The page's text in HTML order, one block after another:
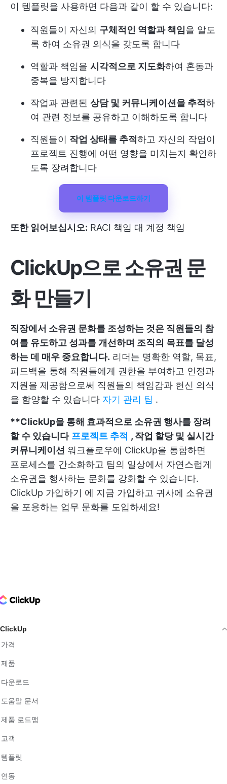
이 템플릿을 사용하면 다음과 같이 할 수 있습니다:
직원들이 자신의 구체적인 역할과 책임 을 알도
록 하여 소유권 의식을 갖도록 합니다
역할과 책임을 시각적으로 지도화하여 혼동과
중복을 방지합니다
작업과 관련된 상담 및 커뮤니케이션을 추적하
여 관련 정보를 공유하고 이해하도록 합니다
직원들이 작업 상태를 추적하고 자신의 작업이
프로젝트 진행에 어떤 영향을 미치는지 확인하
도록 장려합니다
이 템플릿 다운로드하기
또한 읽어보십시오: RACI 책임 대 계정 책임
ClickUp으로 소유권 문
화 만들기
직장에서 소유권 문화를 조성하는 것은 직원들의 참
여를 유도하고 성과를 개선하며 조직의 목표를 달성
하는 데 매우 중요합니다. 리더는 명확한 역할, 목표,
피드백을 통해 직원들에게 권한을 부여하고 인정과
지원을 제공함으로써 직원들의 책임감과 헌신 의식
을 함양할 수 있습니다 자기 관리 팀 .
**ClickUp을 통해 효과적으로 소유권 행사를 장려
할 수 있습니다 프로젝트 추적 , 작업 할당 및 실시간
커뮤니케이션 워크플로우에 ClickUp을 통합하면
프로세스를 간소화하고 팀의 일상에서 자연스럽게
소유권을 행사하는 문화를 강화할 수 있습니다.
ClickUp 가입하기 에 지금 가입하고 귀사에 소유권
을 포용하는 업무 문화를 도입하세요!
Logo
ClickUp
가격
제품
다운로드
도움말 문서
제품 로드맵
고객
템플릿
연동